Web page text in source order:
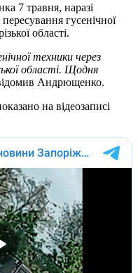
7 травня, наразі
гусенічної
області.
техники через
області. Щодня
Андрющенко.
на відеозаписі